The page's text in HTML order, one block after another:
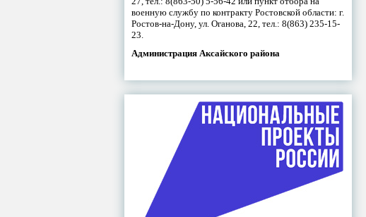
военную службу по контракту Ростовской области: г.
Ростов-на-Дону, ул. Оганова, 22, тел.: 8(863) 235-15-
23.
Администрация Аксайского района